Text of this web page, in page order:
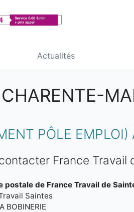
Actualités
PÔLE EMPLOI)
France Travail
postale de France Travail de
Saintes
BOBINERIE